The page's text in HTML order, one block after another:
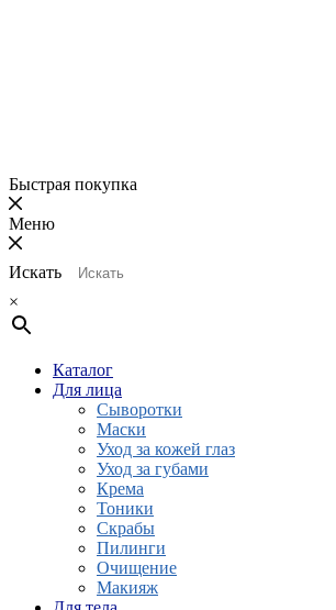
Быстрая покупка
Меню
Искать
×
Каталог
Для лица
Сыворотки
Маски
Уход за кожей глаз
Уход за губами
Крема
Тоники
Скрабы
Пилинги
Очищение
Макияж